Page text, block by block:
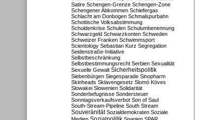
Satire Schengen-Grenze Schengen-Zone
Schengener Abkommen Schiefergas
Schlacht am Donbogen Schmalspurbahn
Schottische Volksabstimmung
Schuldenkrise Schulen Schulumbenennung
Schwarzgeld Schwarzkonten Schweden
Schweizer Franken Schwimmsport
Scientology Sebastian Kurz Segregation
Seidenstraße-Initiative
Selbstbeschränkung
Selbstbestimmungsrecht Serbien Sexualität
Sexuelle Gewalt Sicherheitspolitik
Siebenbürgen Siegesparade Sinopharm
Skinheads Sklavengesetz Slomó Köves
Slowakei Slowenien Solidarität
Sonderbefugnisse Sondersteuer
Sonntagsverkaufsverbot Son of Saul
South-Stream-Pipeline South Stream
Souveränität Sozialdemokraten Soziale